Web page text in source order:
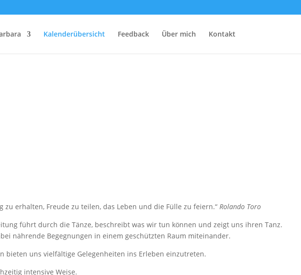
Kalenderübersicht Feedback Über mich Kontakt
erhalten, Freude zu teilen, das Leben und die Fülle zu feiern.“ Rolando Toro
führt durch die Tänze, beschreibt was wir tun können und zeigt uns ihren Tanz.
nährende Begegnungen in einem geschützten Raum miteinander.
bieten uns vielfältige Gelegenheiten ins Erleben einzutreten.
intensive Weise.